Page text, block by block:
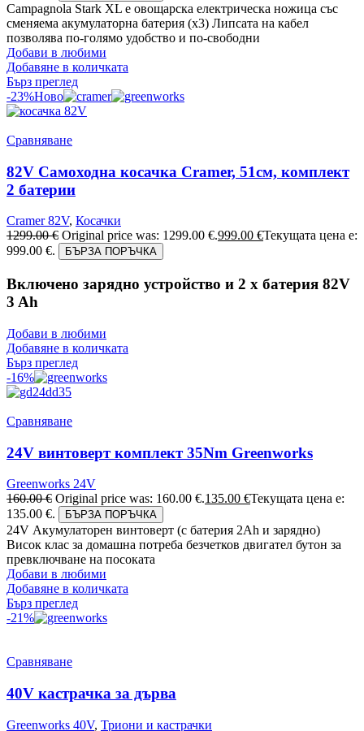
Campagnola Stark XL е овощарска електрическа ножица със
сменяема акумулаторна батерия (х3) Липсата на кабел
позволява по-голямо удобство и по-свободни
Добави в любими
Добавяне в количката
Бърз преглед
-23%Ново
Сравняване
82V Самоходна косачка Cramer, 51см, комплект
2 батерии
Cramer 82V, Косачки
1299.00€ Original price was: 1299.00 €.999.00 €Текущата цена е:
999.00 €.
БЪРЗА ПОРЪЧКА
Включено зарядно устройство и 2 x батерия 82V
3 Ah
Добави в любими
Добавяне в количката
Бърз преглед
-16%
Сравняване
24V винтоверт комплект 35Nm Greenworks
Greenworks 24V
160.00€ Original price was: 160.00 €.135.00 €Текущата цена е:
135.00 €.
БЪРЗА ПОРЪЧКА
24V Акумулаторен винтоверт (с батерия 2Аh и зарядно)
Висок клас за домашна потреба безчетков двигател бутон за
превключване на посоката
Добави в любими
Добавяне в количката
Бърз преглед
-21%
Сравняване
40V кастрачка за дърва
Greenworks 40V, Триони и кастрачки